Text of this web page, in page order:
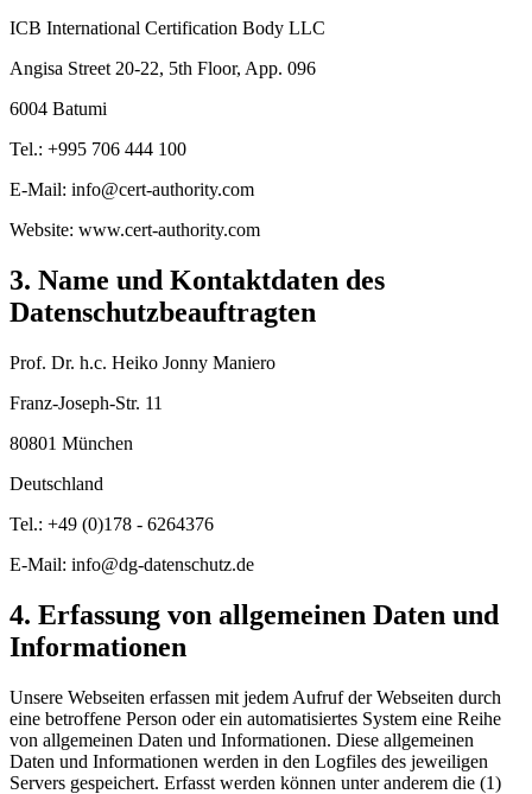
ICB International Certification Body LLC
Angisa Street 20-22, 5th Floor, App. 096
6004 Batumi
Tel.: +995 706 444 100
E-Mail: info@cert-authority.com
Website: www.cert-authority.com
3. Name und Kontaktdaten des
Datenschutzbeauftragten
Prof. Dr. h.c. Heiko Jonny Maniero
Franz-Joseph-Str. 11
80801 München
Deutschland
Tel.: +49 (0)178 - 6264376
E-Mail: info@dg-datenschutz.de
4. Erfassung von allgemeinen Daten und
Informationen
Unsere Webseiten erfassen mit jedem Aufruf der Webseiten durch
eine betroffene Person oder ein automatisiertes System eine Reihe
von allgemeinen Daten und Informationen. Diese allgemeinen
Daten und Informationen werden in den Logfiles des jeweiligen
Servers gespeichert. Erfasst werden können unter anderem die (1)